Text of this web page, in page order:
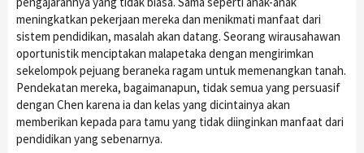
meningkatkan pekerjaan mereka dan menikmati manfaat dari
sistem pendidikan, masalah akan datang. Seorang wirausahawan
oportunistik menciptakan malapetaka dengan mengirimkan
sekelompok pejuang beraneka ragam untuk memenangkan tanah.
Pendekatan mereka, bagaimanapun, tidak semua yang persuasif
dengan Chen karena ia dan kelas yang dicintainya akan
memberikan kepada para tamu yang tidak diinginkan manfaat dari
pendidikan yang sebenarnya.